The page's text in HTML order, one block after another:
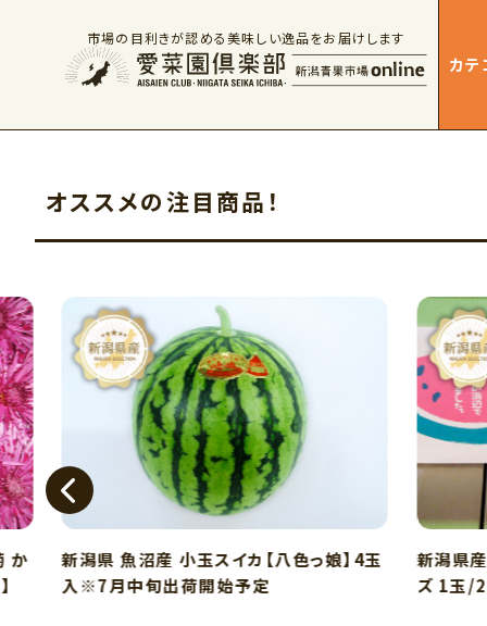
市場の目利きが認める美味しい逸品をお届けします
カテ
オススメの注目商品！
新潟県 魚沼産 小玉スイカ【八色っ娘】4玉
入※7月中旬出荷開始予定
新潟県産
ズ 1玉/2